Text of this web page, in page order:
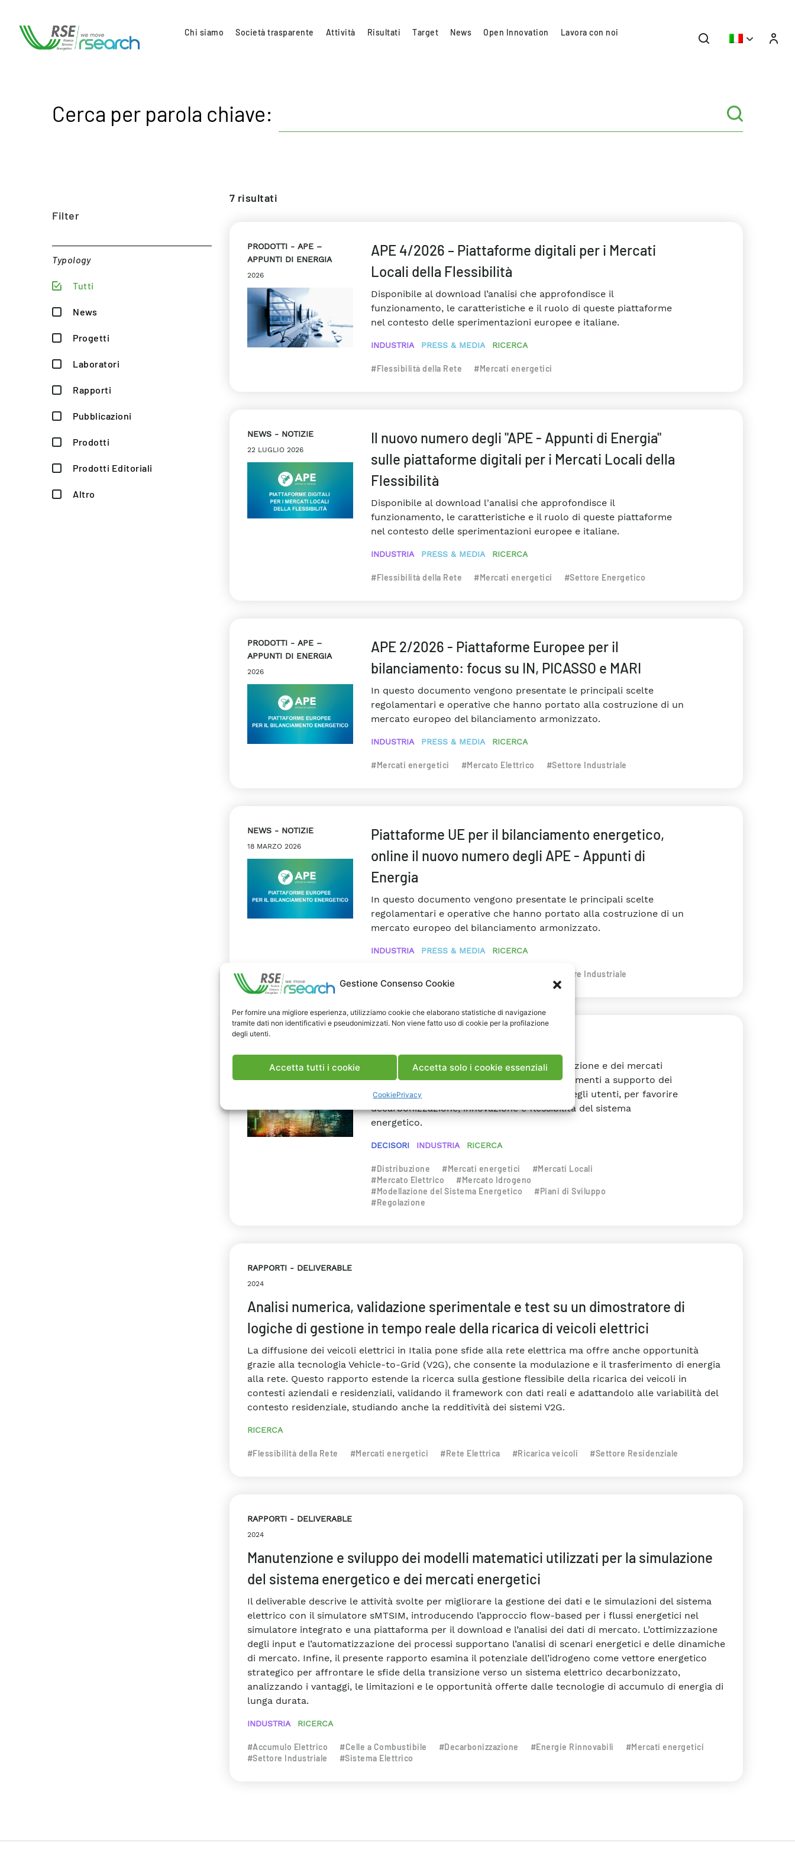
Gestione Consenso Cookie
Per fornire una migliore esperienza, utilizziamo cookie che elaborano statistiche di navigazione
tramite dati non identificativi e pseudonimizzati. Non viene fatto uso di cookie per la profilazione
degli utenti.
Accetta tutti i cookie Accetta solo i cookie essenziali
CookiePrivacy
Chi siamo Società trasparente Attività Risultati Target News Open Innovation Lavora con noi
Cerca per parola chiave:
Filter
Typology
Tutti
News
Progetti
Laboratori
Rapporti
Pubblicazioni
Prodotti
Prodotti Editoriali
Altro
7 risultati
PRODOTTI
APE –
APPUNTI DI ENERGIA
2026
APE 4/2026 – Piattaforme digitali per i Mercati
Locali della Flessibilità
Disponibile al download l’analisi che approfondisce il
funzionamento, le caratteristiche e il ruolo di queste piattaforme
nel contesto delle sperimentazioni europee e italiane.
INDUSTRIA PRESS & MEDIA RICERCA
#Flessibilità della Rete #Mercati energetici
NEWS NOTIZIE
22 LUGLIO 2026
Il nuovo numero degli "APE - Appunti di Energia"
sulle piattaforme digitali per i Mercati Locali della
Flessibilità
Disponibile al download l'analisi che approfondisce il
funzionamento, le caratteristiche e il ruolo di queste piattaforme
nel contesto delle sperimentazioni europee e italiane.
INDUSTRIA PRESS & MEDIA RICERCA
#Flessibilità della Rete #Mercati energetici #Settore Energetico
PRODOTTI
APE –
APPUNTI DI ENERGIA
2026
APE 2/2026 - Piattaforme Europee per il
bilanciamento: focus su IN, PICASSO e MARI
In questo documento vengono presentate le principali scelte
regolamentari e operative che hanno portato alla costruzione di un
mercato europeo del bilanciamento armonizzato.
INDUSTRIA PRESS & MEDIA RICERCA
#Mercati energetici #Mercato Elettrico #Settore Industriale
NEWS NOTIZIE
18 MARZO 2026
Piattaforme UE per il bilanciamento energetico,
online il nuovo numero degli APE - Appunti di
Energia
In questo documento vengono presentate le principali scelte
regolamentari e operative che hanno portato alla costruzione di un
mercato europeo del bilanciamento armonizzato.
INDUSTRIA PRESS & MEDIA RICERCA
#Settore Industriale
PROGETTI
Il Progetto analizza l’evoluzione della regolazione e dei mercati
energetici europei e italiani, con studi e strumenti a supporto dei
regolatori e dei decisori politici e a favore degli utenti, per favorire
decarbonizzazione, innovazione e flessibilità del sistema
energetico.
DECISORI INDUSTRIA RICERCA
#Distribuzione #Mercati energetici
#Mercati Locali
#Mercato Elettrico
#Mercato Idrogeno
#Modellazione del Sistema Energetico
#Piani di Sviluppo
#Regolazione
RAPPORTI DELIVERABLE
2024
Analisi numerica, validazione sperimentale e test su un dimostratore di
logiche di gestione in tempo reale della ricarica di veicoli elettrici
La diffusione dei veicoli elettrici in Italia pone sfide alla rete elettrica ma offre anche opportunità
grazie alla tecnologia Vehicle-to-Grid (V2G), che consente la modulazione e il trasferimento di energia
alla rete. Questo rapporto estende la ricerca sulla gestione flessibile della ricarica dei veicoli in
contesti aziendali e residenziali, validando il framework con dati reali e adattandolo alle variabilità del
contesto residenziale, studiando anche la redditività dei sistemi V2G.
RICERCA
#Flessibilità della Rete #Mercati energetici #Rete Elettrica #Ricarica veicoli #Settore Residenziale
RAPPORTI DELIVERABLE
2024
Manutenzione e sviluppo dei modelli matematici utilizzati per la simulazione
del sistema energetico e dei mercati energetici
Il deliverable descrive le attività svolte per migliorare la gestione dei dati e le simulazioni del sistema
elettrico con il simulatore sMTSIM, introducendo l’approccio flow-based per i flussi energetici nel
simulatore integrato e una piattaforma per il download e l’analisi dei dati di mercato. L’ottimizzazione
degli input e l’automatizzazione dei processi supportano l’analisi di scenari energetici e delle dinamiche
di mercato. Infine, il presente rapporto esamina il potenziale dell’idrogeno come vettore energetico
strategico per affrontare le sfide della transizione verso un sistema elettrico decarbonizzato,
analizzando i vantaggi, le limitazioni e le opportunità offerte dalle tecnologie di accumulo di energia di
lunga durata.
INDUSTRIA RICERCA
#Accumulo Elettrico #Celle a Combustibile #Decarbonizzazione #Energie Rinnovabili
#Mercati energetici
#Settore Industriale
#Sistema Elettrico